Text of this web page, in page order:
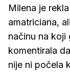
Milena je
amatriciana,
načinu na koji
komentirala
nije ni počela